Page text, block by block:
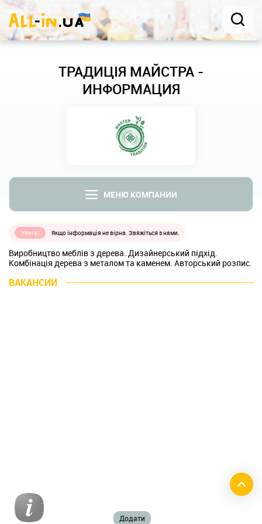
ТРАДИЦІЯ МАЙСТРА -
ИНФОРМАЦИЯ
МЕНЮ КОМПАНИИ
Увага! Якщо інформація не вірна. Звяжіться з нами.
Виробництво меблів з дерева. Дизайнерський підхід.
Комбінація дерева з металом та каменем. Авторський розпис.
ВАКАНСИИ